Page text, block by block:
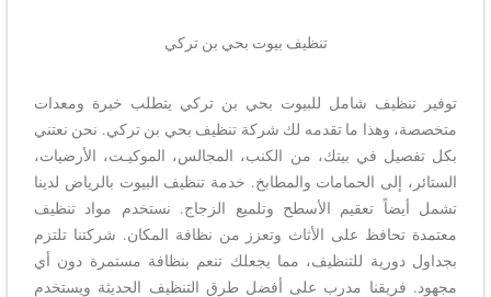
تنظيف بيوت بحي بن تركي
توفير تنظيف شامل للبيوت بحي بن تركي يتطلب خبرة ومعدات
متخصصة، وهذا ما تقدمه لك شركة تنظيف بحي بن تركي. نحن نعتني
بكل تفصيل في بيتك، من الكنب، المجالس، الموكيـت، الأرضيات،
الستائر، إلى الحمامات والمطابخ. خدمة تنظيف البيوت بالرياض لدينا
تشمل أيضاً تعقيم الأسطح وتلميع الزجاج. نستخدم مواد تنظيف
معتمدة تحافظ على الأثاث وتعزز من نظافة المكان. شركتنا تلتزم
بجداول دورية للتنظيف، مما يجعلك تنعم بنظافة مستمرة دون أي
مجهود. فريقنا مدرب على أفضل طرق التنظيف الحديثة ويستخدم